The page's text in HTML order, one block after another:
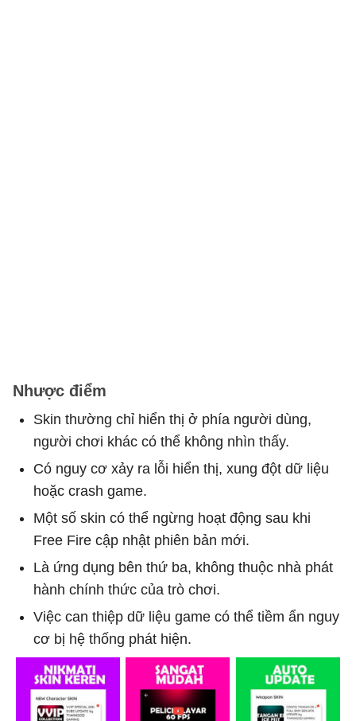
Nhược điểm
Skin thường chỉ hiển thị ở phía người dùng,
người chơi khác có thể không nhìn thấy.
Có nguy cơ xảy ra lỗi hiển thị, xung đột dữ liệu
hoặc crash game.
Một số skin có thể ngừng hoạt động sau khi
Free Fire cập nhật phiên bản mới.
Là ứng dụng bên thứ ba, không thuộc nhà phát
hành chính thức của trò chơi.
Việc can thiệp dữ liệu game có thể tiềm ẩn nguy
cơ bị hệ thống phát hiện.